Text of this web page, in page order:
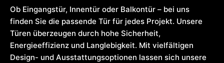
Ob Eingangstür, Innentür oder Balkontür – bei uns
finden Sie die passende Tür für jedes Projekt. Unsere
Türen überzeugen durch hohe Sicherheit,
Energieeffizienz und Langlebigkeit. Mit vielfältigen
Design- und Ausstattungsoptionen lassen sich unsere